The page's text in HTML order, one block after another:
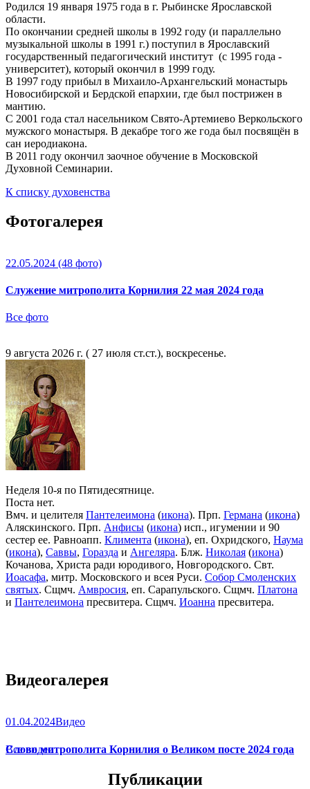
Родился 19 января 1975 года в г. Рыбинске Ярославской
области.
По окончании средней школы в 1992 году (и параллельно
музыкальной школы в 1991 г.) поступил в Ярославский
государственный педагогический институт (с 1995 года -
университет), который окончил в 1999 году.
В 1997 году прибыл в Михаило-Архангельский монастырь
Новосибирской и Бердской епархии, где был пострижен в
мантию.
С 2001 года стал насельником Свято-Артемиево Веркольского
мужского монастыря. В декабре того же года был посвящён в
сан иеродиакона.
В 2011 году окончил заочное обучение в Московской
Духовной Семинарии.
К списку духовенства
Фотогалерея
22.05.2024 (48 фото)
Служение митрополита Корнилия 22 мая 2024 года
Все фото
9 августа 2026 г. ( 27 июля ст.ст.), воскресенье.
Неделя 10-я по Пятидесятнице.
Поста нет.
Вмч. и целителя Пантелеимона (икона). Прп. Германа (икона)
Аляскинского. Прп. Анфисы (икона) исп., игумении и 90
сестер ее. Равноапп. Климента (икона), еп. Охридского, Наума
(икона), Саввы, Горазда и Ангеляра. Блж. Николая (икона)
Кочанова, Христа ради юродивого, Новгородского. Свт.
Иоасафа, митр. Московского и всея Руси. Собор Смоленских
святых. Сщмч. Амвросия, еп. Сарапульского. Сщмч. Платона
и Пантелеимона пресвитера. Сщмч. Иоанна пресвитера.
Видеогалерея
01.04.2024Видео
Слово митрополита Корнилия о Великом посте 2024 года
Все видео
Публикации